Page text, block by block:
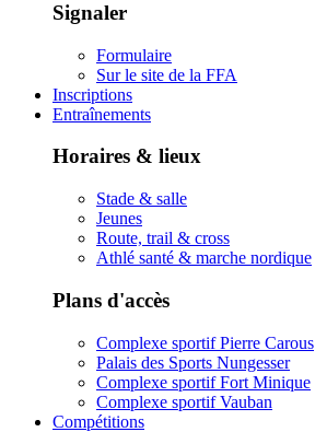
Signaler
Formulaire
Sur le site de la FFA
Inscriptions
Entraînements
Horaires & lieux
Stade & salle
Jeunes
Route, trail & cross
Athlé santé & marche nordique
Plans d'accès
Complexe sportif Pierre Carous
Palais des Sports Nungesser
Complexe sportif Fort Minique
Complexe sportif Vauban
Compétitions